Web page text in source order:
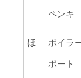
ペンキ
ほ
ボイラ
ボート